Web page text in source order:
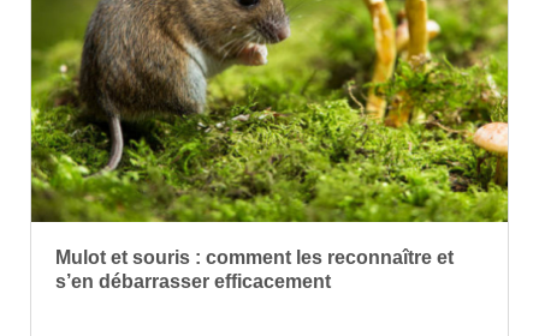
Mulot et souris : comment les reconnaître et
s’en débarrasser efficacement